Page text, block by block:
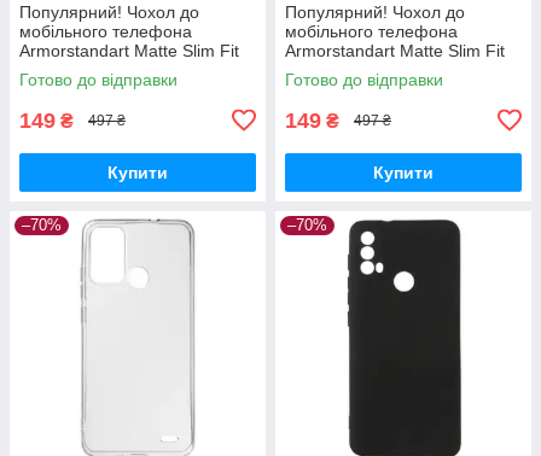
Популярний! Чохол до
мобільного телефона
Armorstandart Matte Slim Fit
Honor X8a Camera cover
Black (ARM69397) - Краща
Готово до відправки
149 ₴ 497 ₴
Купити
Популярний! Чохол до
мобільного телефона
Armorstandart Matte Slim Fit
Honor Magic5 Lite Camera
cover Black (ARM69395) -
Готово до відправки
149 ₴ 497 ₴
Купити
–70% –70%